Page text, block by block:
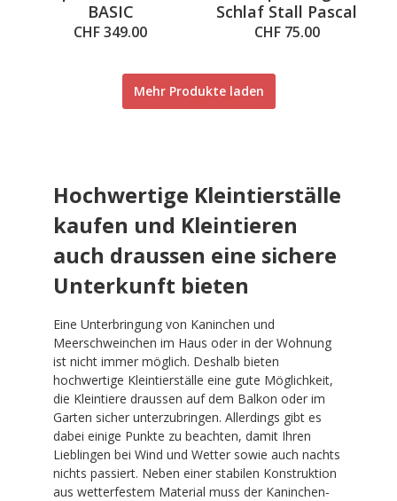
BASIC
CHF 349.00
Schlaf Stall Pascal
CHF 75.00
Mehr Produkte laden
Hochwertige Kleintierställe
kaufen und Kleintieren
auch draussen eine sichere
Unterkunft bieten
Eine Unterbringung von Kaninchen und
Meerschweinchen im Haus oder in der Wohnung
ist nicht immer möglich. Deshalb bieten
hochwertige Kleintierställe eine gute Möglichkeit,
die Kleintiere draussen auf dem Balkon oder im
Garten sicher unterzubringen. Allerdings gibt es
dabei einige Punkte zu beachten, damit Ihren
Lieblingen bei Wind und Wetter sowie auch nachts
nichts passiert. Neben einer stabilen Konstruktion
aus wetterfestem Material muss der Kaninchen-